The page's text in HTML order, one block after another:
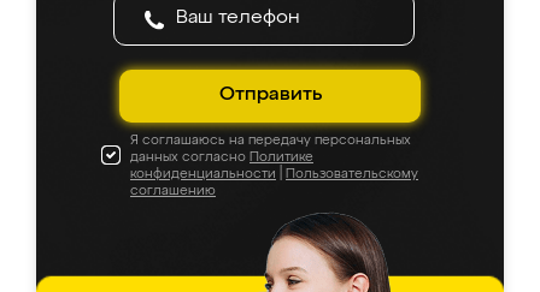
Отправить
Я соглашаюсь на передачу персональных
данных согласно Политике
конфиденциальности
Пользовательскому
соглашению